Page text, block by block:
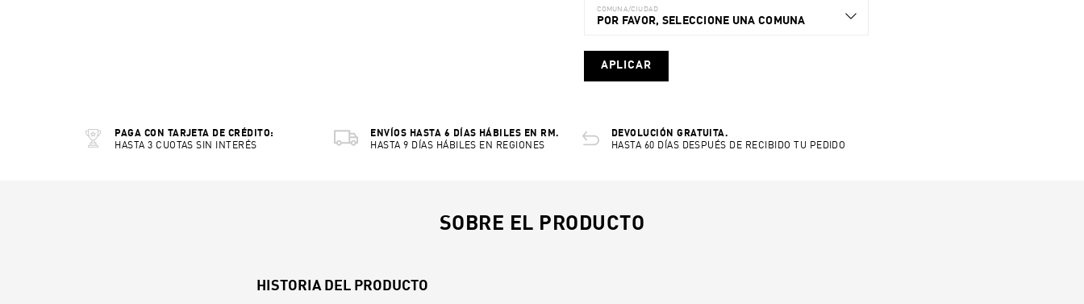
COMUNA/CIUDAD
POR FAVOR, SELECCIONE UNA COMUNA
APLICAR
PAGA CON TARJETA DE CRÉDITO:
HASTA 3 CUOTAS SIN INTERÉS
ENVÍOS HASTA 6 DÍAS HÁBILES EN RM.
HASTA 9 DÍAS HÁBILES EN REGIONES
DEVOLUCIÓN GRATUITA.
HASTA 60 DÍAS DESPUÉS DE RECIBIDO TU PEDIDO
SOBRE EL PRODUCTO
HISTORIA DEL PRODUCTO